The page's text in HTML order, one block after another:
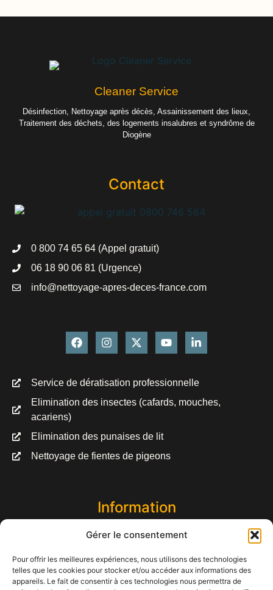
Gérer le consentement
Pour offrir les meilleures expériences, nous utilisons des technologies
telles que les cookies pour stocker et/ou accéder aux informations des
appareils. Le fait de consentir à ces technologies nous permettra de
Cleaner Service
Désinfection, Nettoyage après décès, Assainissement des lieux,
Traitement des déchets, des logements insalubres et syndrôme de
Diogène
Contact
0 800 74 65 64 (Appel gratuit)
06 18 90 06 81 (Urgence)
info@nettoyage-apres-deces-france.com
Service de dératisation professionnelle
Elimination des insectes (cafards, mouches,
acariens)
Elimination des punaises de lit
Nettoyage de fientes de pigeons
Information
Devis gratuit et rapide sur simple appel
Certifié Certibiocide